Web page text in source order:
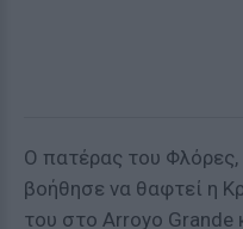
Ο πατέρας του
βοήθησε να θαφτεί η
του στο Arroyo Grande